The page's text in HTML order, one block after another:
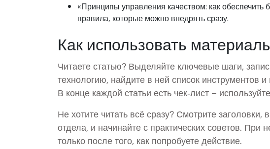
«Принципы управления качеством: как обеспечить
правила, которые можно внедрять сразу.
Как использовать
Читаете статью? Выделяйте ключевые шаги,
технологию, найдите в ней список инструментов
В конце каждой статьи есть чек‑лист –
Не хотите читать всё сразу? Смотрите
отдела, и начинайте с практических советов. При
только после того, как попробуете действие.